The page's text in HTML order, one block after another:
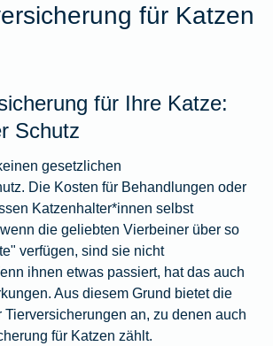
für Katzen
für Ihre Katze:
Schutz
gesetzlichen
Die Kosten für Behandlungen oder
Katzenhalter*innen selbst
die geliebten Vierbeiner über so
verfügen, sind sie nicht
ihnen etwas passiert, hat das auch
Aus diesem Grund bietet die
Tierversicherungen an, zu denen auch
für Katzen zählt.